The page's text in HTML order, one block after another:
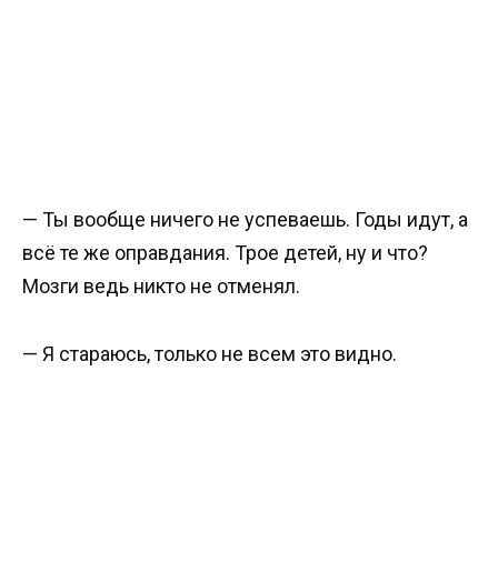
— Ты вообще ничего не успеваешь. Годы идут, а
всё те же оправдания. Трое детей, ну и что?
Мозги ведь никто не отменял.
— Я стараюсь, только не всем это видно.